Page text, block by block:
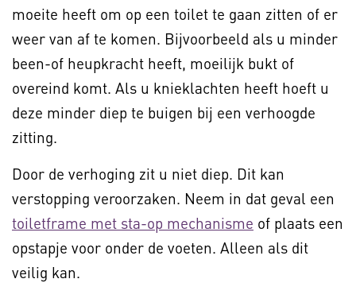
moeite heeft om op een toilet te gaan zitten of er
weer van af te komen. Bijvoorbeeld als u minder
been-of heupkracht heeft, moeilijk bukt of
overeind komt. Als u knieklachten heeft hoeft u
deze minder diep te buigen bij een verhoogde
zitting.
Door de verhoging zit u niet diep. Dit kan
verstopping veroorzaken. Neem in dat geval een
toiletframe met sta-op mechanisme of plaats een
opstapje voor onder de voeten. Alleen als dit
veilig kan.